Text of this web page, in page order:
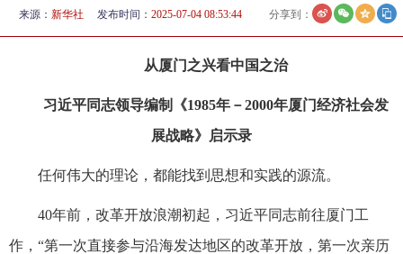
来源： 新华社 发布时间： 2025-07-04 08:53:44 分享到：
从厦门之兴看中国之治
习近平同志领导编制《1985年－2000年厦门经济社会发
展战略》启示录
任何伟大的理论，都能找到思想和实践的源流。
40年前，改革开放浪潮初起，习近平同志前往厦门工
作，“第一次直接参与沿海发达地区的改革开放，第一次亲历